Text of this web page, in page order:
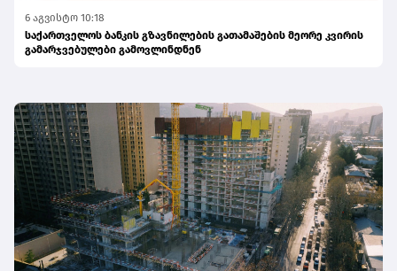
6 აგვისტო 10:18
საქართველოს ბანკის გზავნილების გათამაშების მეორე კვირის
გამარჯვებულები გამოვლინდნენ